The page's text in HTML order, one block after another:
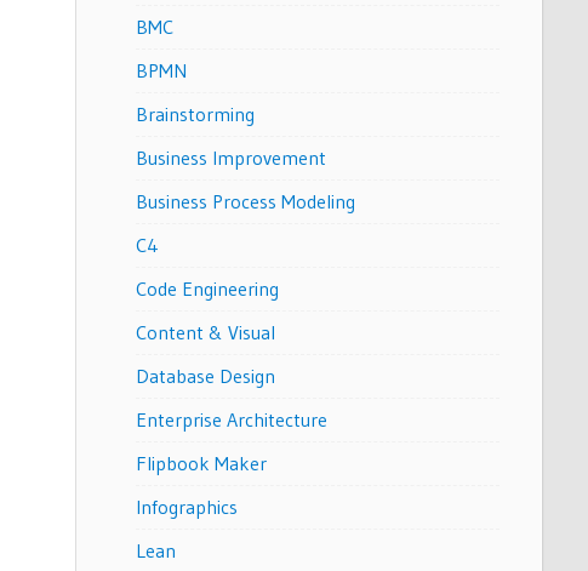
BMC
BPMN
Brainstorming
Business Improvement
Business Process Modeling
C4
Code Engineering
Content & Visual
Database Design
Enterprise Architecture
Flipbook Maker
Infographics
Lean